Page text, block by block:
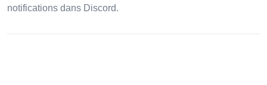
notifications dans Discord.